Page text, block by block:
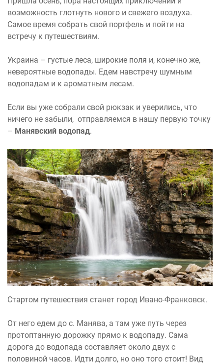
возможность глотнуть нового и свежего воздуха.
Самое время собрать свой портфель и пойти на
встречу к путешествиям.
Украина – густые леса, широкие поля и, конечно же,
невероятные водопады. Едем навстречу шумным
водопадам и к ароматным лесам.
Если вы уже собрали свой рюкзак и уверились, что
ничего не забыли, отправляемся в нашу первую точку
– Манявский водопад.
Стартом путешествия станет город Ивано-Франковск.
От него едем до с. Манява, а там уже путь через
протоптанную дорожку прямо к водопаду. Сама
дорога до водопада составляет около двух с
половиной часов. Идти долго, но оно того стоит! Вид